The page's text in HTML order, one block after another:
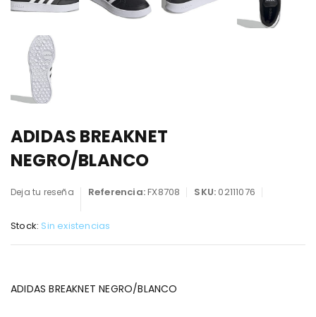
ADIDAS BREAKNET
NEGRO/BLANCO
Deja tu reseña Referencia:FX8708 SKU:02111076
Stock: Sin existencias
ADIDAS BREAKNET NEGRO/BLANCO